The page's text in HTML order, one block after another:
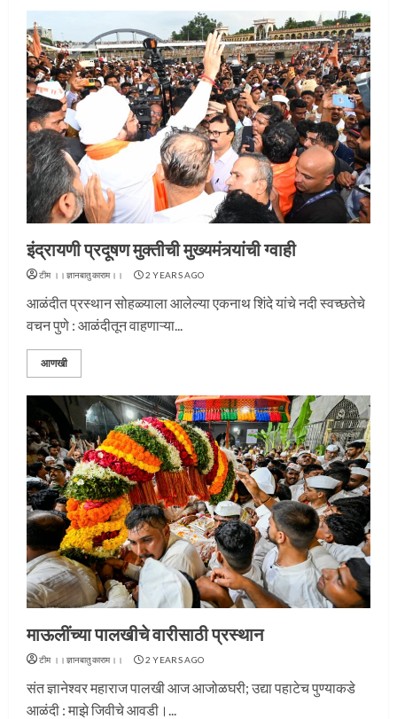
इंद्रायणी प्रदूषण मुक्तीची मुख्यमंत्र्यांची ग्वाही
टीम ।।ज्ञानबातुकाराम।। 2 YEARS AGO
आळंदीत प्रस्थान सोहळ्याला आलेल्या एकनाथ शिंदे यांचे नदी स्वच्छतेचे
वचन पुणे : आळंदीतून वाहणाऱ्या...
आणखी
माऊलींच्या पालखीचे वारीसाठी प्रस्थान
टीम ।।ज्ञानबातुकाराम।। 2 YEARS AGO
संत ज्ञानेश्वर महाराज पालखी आज आजोळघरी; उद्या पहाटेच पुण्याकडे
आळंदी : माझे जिवीचे आवडी।...